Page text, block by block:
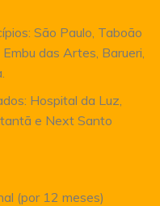
São Paulo, Taboão
das Artes, Barueri,
Hospital da Luz,
e Next Santo
(por 12 meses)